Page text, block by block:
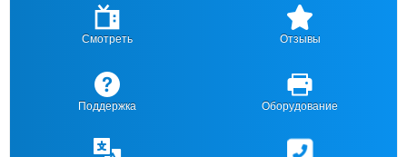
Смотреть Отзывы
Поддержка Оборудование